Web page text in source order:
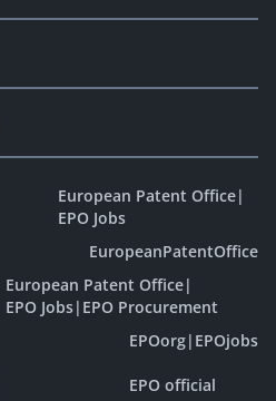
European Patent Office|
EPO Jobs
EuropeanPatentOffice
European Patent Office|
EPO Jobs| EPO Procurement
EPOorg| EPOjobs
EPO official